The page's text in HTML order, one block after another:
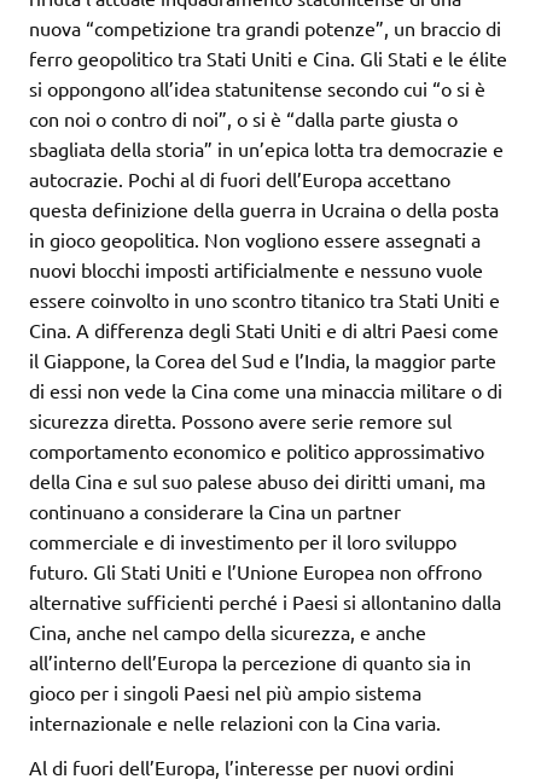
nuova “competizione tra grandi potenze”, un braccio di
ferro geopolitico tra Stati Uniti e Cina. Gli Stati e le élite
si oppongono all’idea statunitense secondo cui “o si è
con noi o contro di noi”, o si è “dalla parte giusta o
sbagliata della storia” in un’epica lotta tra democrazie e
autocrazie. Pochi al di fuori dell’Europa accettano
questa definizione della guerra in Ucraina o della posta
in gioco geopolitica. Non vogliono essere assegnati a
nuovi blocchi imposti artificialmente e nessuno vuole
essere coinvolto in uno scontro titanico tra Stati Uniti e
Cina. A differenza degli Stati Uniti e di altri Paesi come
il Giappone, la Corea del Sud e l’India, la maggior parte
di essi non vede la Cina come una minaccia militare o di
sicurezza diretta. Possono avere serie remore sul
comportamento economico e politico approssimativo
della Cina e sul suo palese abuso dei diritti umani, ma
continuano a considerare la Cina un partner
commerciale e di investimento per il loro sviluppo
futuro. Gli Stati Uniti e l’Unione Europea non offrono
alternative sufficienti perché i Paesi si allontanino dalla
Cina, anche nel campo della sicurezza, e anche
all’interno dell’Europa la percezione di quanto sia in
gioco per i singoli Paesi nel più ampio sistema
internazionale e nelle relazioni con la Cina varia.
Al di fuori dell’Europa, l’interesse per nuovi ordini